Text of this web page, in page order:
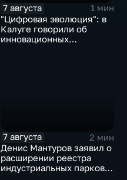
7 августа
1 мин
"Цифровая эволюция": в
Калуге говорили об
инновационных
7 августа
2 мин
Денис Мантуров заявил о
расширении реестра
индустриальных парков в